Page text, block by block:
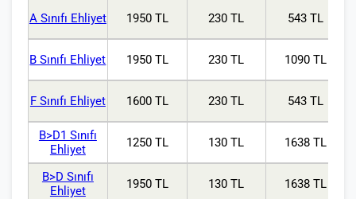
A Sınıfı Ehliyet 1950 TL 230 TL 543 TL
B Sınıfı Ehliyet 1950 TL 230 TL 1090 TL
F Sınıfı Ehliyet 1600 TL 230 TL 543 TL
B>D1 Sınıfı
Ehliyet
1250 TL 130 TL 1638 TL
B>D Sınıfı
Ehliyet
1950 TL 130 TL 1638 TL